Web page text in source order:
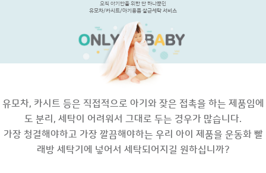
오직 아기만을 위한 단 하나뿐인
유모차/카시트/아기용품 살균세탁 서비스
유모차, 카시트 등은 직접적으로 아기와 잦은 접촉을 하는 제품임에
도 분리, 세탁이 어려워서 그대로 두는 경우가 많습니다.
가장 청결해야하고 가장 깔끔해야하는 우리 아이 제품을 운동화 빨
래방 세탁기에 넣어서 세탁되어지길 원하십니까?